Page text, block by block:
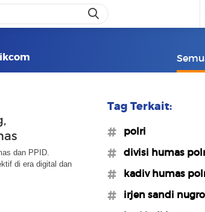
dan PPID.
di era digital dan
Tag Terkait:
#polri
#divisi humas
#kadiv humas
#irjen sandi